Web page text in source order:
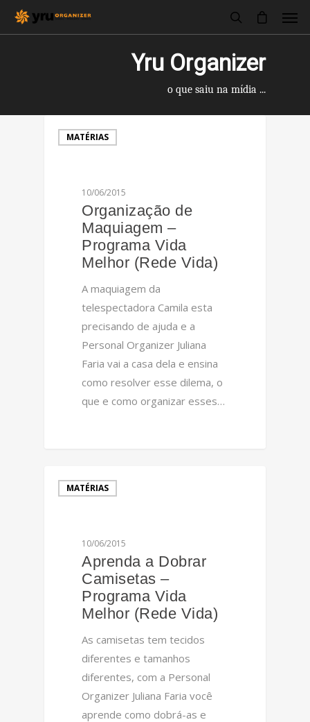
Yru Organizer
o que saiu na mídia ...
MATÉRIAS
10/06/2015
Organização de
Maquiagem –
Programa Vida
Melhor (Rede Vida)
A maquiagem da
telespectadora Camila esta
precisando de ajuda e a
Personal Organizer Juliana
Faria vai a casa dela e ensina
como resolver esse dilema, o
que e como organizar esses…
MATÉRIAS
10/06/2015
Aprenda a Dobrar
Camisetas –
Programa Vida
Melhor (Rede Vida)
As camisetas tem tecidos
diferentes e tamanhos
diferentes, com a Personal
Organizer Juliana Faria você
aprende como dobrá-as e